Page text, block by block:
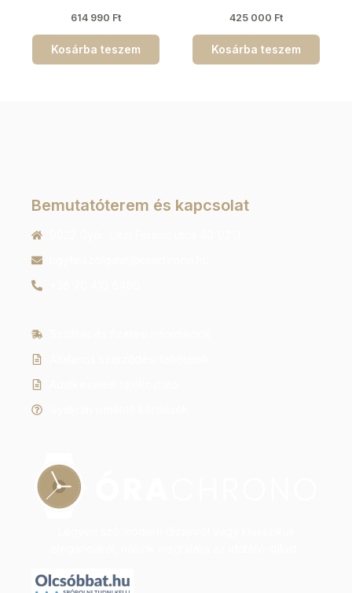
614 990 Ft
Kosárba teszem
425 000 Ft
Kosárba teszem
Bemutatóterem és kapcsolat